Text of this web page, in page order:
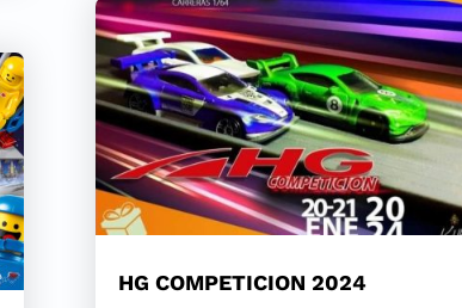
HG COMPETICION 2024